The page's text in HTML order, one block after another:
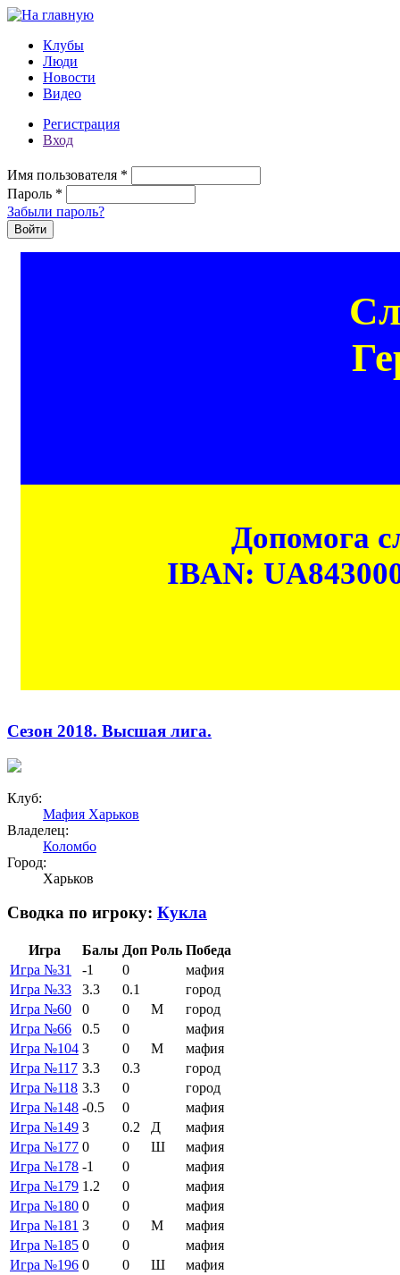
Перейти к основному содержанию
Клубы
Люди
Новости
Видео
Регистрация
Вход
Имя пользователя *
Пароль *
Забыли пароль?
Допомога
IBAN:
Сезон 2018. Высшая лига.
Клуб:
Мафия Харьков
Владелец:
Коломбо
Город:
Харьков
Сводка по игроку: Кукла
Игра Балы Доп Роль Победа
Игра №31
-1 0
мафия
Игра №33
3.3 0.1
город
Игра №60
0 0 М
город
Игра №66
0.5 0
мафия
Игра №104 3 0 М
мафия
Игра №117 3.3 0.3
город
Игра №118 3.3 0
город
Игра №148 -0.5 0
мафия
Игра №149 3 0.2 Д
мафия
Игра №177 0 0 Ш
мафия
Игра №178 -1 0
мафия
Игра №179 1.2 0
мафия
Игра №180 0 0
мафия
Игра №181 3 0 М
мафия
Игра №185 0 0
мафия
Игра №196 0 0 Ш
мафия